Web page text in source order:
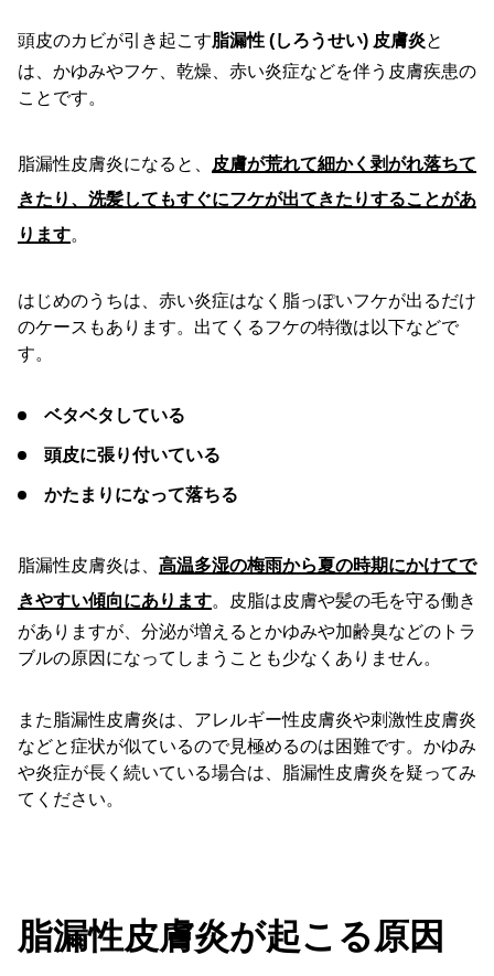
頭皮のカビが引き起こす脂漏性 (しろうせい) 皮膚炎と
は、かゆみやフケ、乾燥、赤い炎症などを伴う皮膚疾患の
ことです。
脂漏性皮膚炎になると、
皮膚が荒れて細かく剥がれ落ちて
きたり、洗髪してもすぐにフケが出てきたりすることがあ
ります。
はじめのうちは、赤い炎症はなく脂っぽいフケが出るだけ
のケースもあります。出てくるフケの特徴は以下などで
す。
ベタベタしている
頭皮に張り付いている
かたまりになって落ちる
脂漏性皮膚炎は、 高温多湿の梅雨から夏の時期にかけてで
きやすい傾向にあります。皮脂は皮膚や髪の毛を守る働き
がありますが、分泌が増えるとかゆみや加齢臭などのトラ
ブルの原因になってしまうことも少なくありません。
また脂漏性皮膚炎は、アレルギー性皮膚炎や刺激性皮膚炎
などと症状が似ているので見極めるのは困難です。かゆみ
や炎症が長く続いている場合は、脂漏性皮膚炎を疑ってみ
てください。
脂漏性皮膚炎が起こる原因